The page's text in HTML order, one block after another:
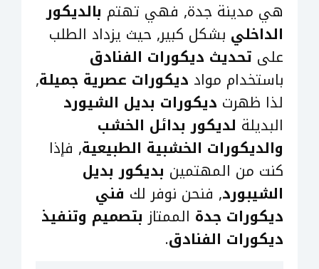
هي مدينة جدة, فهي تهتم بالديكور
الداخلي بشكل كبير, حيث يزداد الطلب
على تحديث ديكورات الفنادق
باستخدام مواد ديكورات عصرية جميلة,
لذا ظهرت ديكورات بديل الشيورد
البديلة لديكور بدائل الخشب
والديكورات الخشبية الطبيعية, فإذا
كنت من المهتمين بديكور بديل
الشيبورد, فنحن نوفر لك فني
ديكورات جدة الممتاز بتصميم وتنفيذ
ديكورات الفنادق.